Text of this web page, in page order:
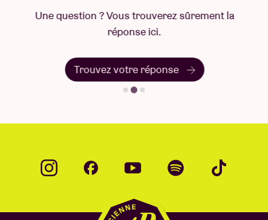
Une question ? Vous trouverez sûrement la
réponse ici.
Trouvez votre réponse